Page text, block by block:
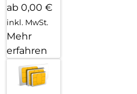
ab 0,00 €
inkl. MwSt.
Mehr
erfahren